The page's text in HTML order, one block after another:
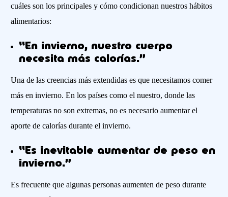
cuáles son los principalesy cómo condicionan nuestros hábitos
alimentarios:
“En invierno, nuestro cuerpo
necesita más calorías.”
Una de las creencias más extendidas es que necesitamos comer
más en invierno. En los países como el nuestro, donde las
temperaturas no son extremas, no es necesario aumentar el
aporte de calorías durante el invierno.
“Es inevitable aumentar de peso en
invierno.”
Es frecuente que algunas personas aumenten de peso durante